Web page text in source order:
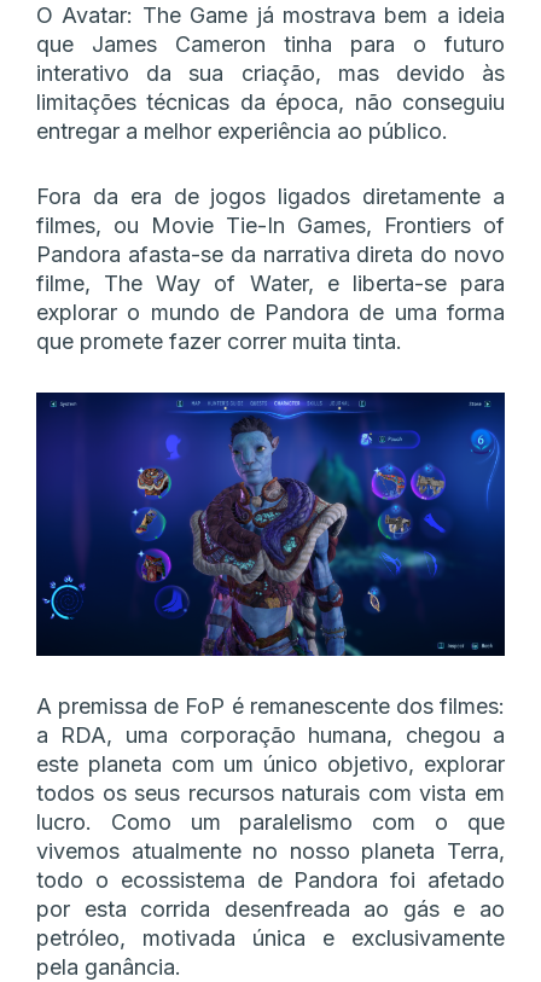
O Avatar: The Game já mostrava bem a ideia
que James Cameron tinha para o futuro
interativo da sua criação, mas devido às
limitações técnicas da época, não conseguiu
entregar a melhor experiência ao público.
Fora da era de jogos ligados diretamente a
filmes, ou Movie Tie-In Games, Frontiers of
Pandora afasta-se da narrativa direta do novo
filme, The Way of Water, e liberta-se para
explorar o mundo de Pandora de uma forma
que promete fazer correr muita tinta.
A premissa de FoP é remanescente dos filmes:
a RDA, uma corporação humana, chegou a
este planeta com um único objetivo, explorar
todos os seus recursos naturais com vista em
lucro. Como um paralelismo com o que
vivemos atualmente no nosso planeta Terra,
todo o ecossistema de Pandora foi afetado
por esta corrida desenfreada ao gás e ao
petróleo, motivada única e exclusivamente
pela ganância.